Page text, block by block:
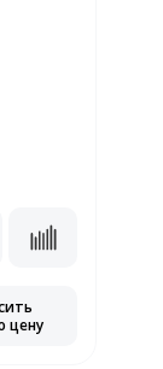
цену